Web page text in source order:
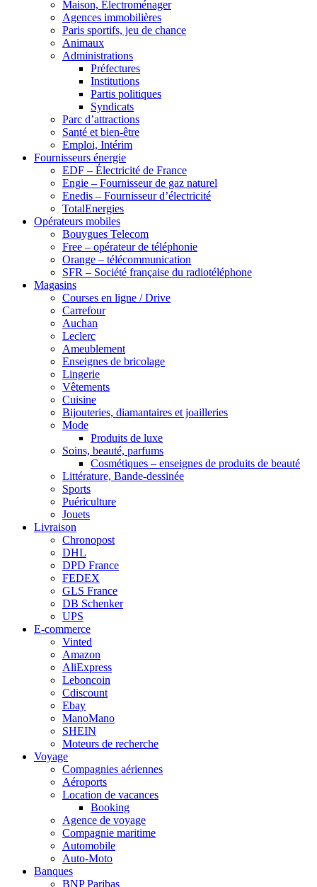
Maison, Electroménager
Agences immobilières
Paris sportifs, jeu de chance
Animaux
Administrations
Préfectures
Institutions
Partis politiques
Syndicats
Parc d’attractions
Santé et bien-être
Emploi, Intérim
Fournisseurs énergie
EDF – Électricité de France
Engie – Fournisseur de gaz naturel
Enedis – Fournisseur d’électricité
TotalEnergies
Opérateurs mobiles
Bouygues Telecom
Free – opérateur de téléphonie
Orange – télécommunication
SFR – Société française du radiotéléphone
Magasins
Courses en ligne / Drive
Carrefour
Auchan
Leclerc
Ameublement
Enseignes de bricolage
Lingerie
Vêtements
Cuisine
Bijouteries, diamantaires et joailleries
Mode
Produits de luxe
Soins, beauté, parfums
Cosmétiques – enseignes de produits de beauté
Littérature, Bande-dessinée
Sports
Puériculture
Jouets
Livraison
Chronopost
DHL
DPD France
FEDEX
GLS France
DB Schenker
UPS
E-commerce
Vinted
Amazon
AliExpress
Leboncoin
Cdiscount
Ebay
ManoMano
SHEIN
Moteurs de recherche
Voyage
Compagnies aériennes
Aéroports
Location de vacances
Booking
Agence de voyage
Compagnie maritime
Automobile
Auto-Moto
Banques
BNP Paribas